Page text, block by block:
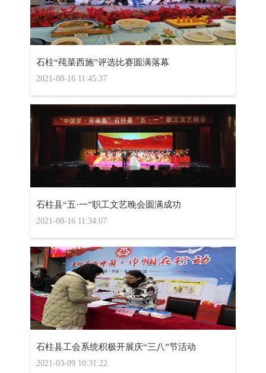
石柱“莼菜西施”评选比赛圆满落幕
2021-08-16 11:45:37
石柱县“五·一”职工文艺晚会圆满成功
2021-08-16 11:34:07
石柱县工会系统积极开展庆“三八”节活动
2021-03-09 10:31:22